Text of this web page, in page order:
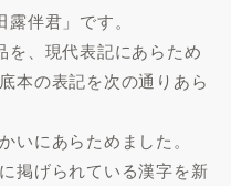
伴君」です。
を、現代表記にあらため
本の表記を次の通りあら
いにあらためました。
掲げられている漢字を新